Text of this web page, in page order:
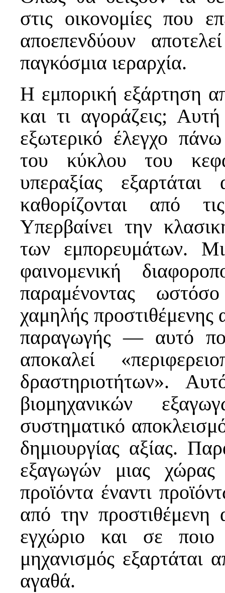
στις οικονομίες που
αποεπενδύουν
παγκόσμια ιεραρχία.
Η εμπορική εξάρτηση
και τι αγοράζεις;
εξωτερικό έλεγχο
του κύκλου του
υπεραξίας
καθορίζονται από
Υπερβαίνει την
των εμπορευμάτων.
φαινομενική
παραμένοντας
χαμηλής προστιθέμενης
παραγωγής — αυτό
αποκαλεί
δραστηριοτήτων».
βιομηχανικών
συστηματικό
δημιουργίας αξίας.
εξαγωγών μιας χώρας
προϊόντα έναντι
από την προστιθέμενη
εγχώριο και σε
μηχανισμός εξαρτάται
αγαθά.